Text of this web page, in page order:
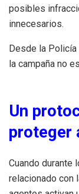
posibles
innecesarios.
Desde la
la campaña no
Un
proteger
Cuando durante
relacionado con